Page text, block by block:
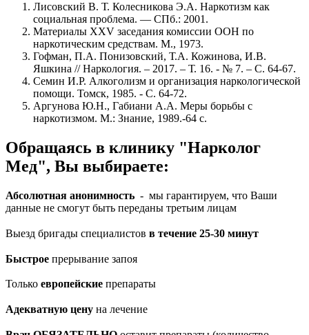
Лисовский В. Т. Колесникова Э.А. Наркотизм как
социальная проблема. — СПб.: 2001.
Материалы XXV заседания комиссии ООН по
наркотическим средствам. М., 1973.
Гофман, П.А. Понизовский, Т.А. Кожинова, И.В.
Яшкина // Наркология. – 2017. – Т. 16. - № 7. – С. 64-67.
Семин И.Р. Алкоголизм и организация наркологической
помощи. Томск, 1985. - С. 64-72.
Аргунова Ю.Н., Габиани А.А. Меры борьбы с
наркотизмом. М.: Знание, 1989.-64 с.
Обращаясь в клинику "Нарколог
Мед", Вы выбираете:
Абсолютная анонимность - мы гарантируем, что Ваши
данные не смогут быть переданы третьим лицам
Выезд бригады специалистов в течение 25-30 минут
Быстрое прерывание запоя
Только европейские препараты
Адекватную цену на лечение